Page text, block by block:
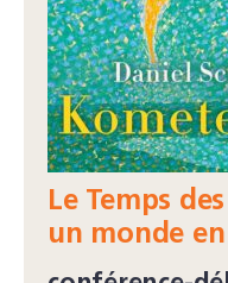
Le Temps
un monde